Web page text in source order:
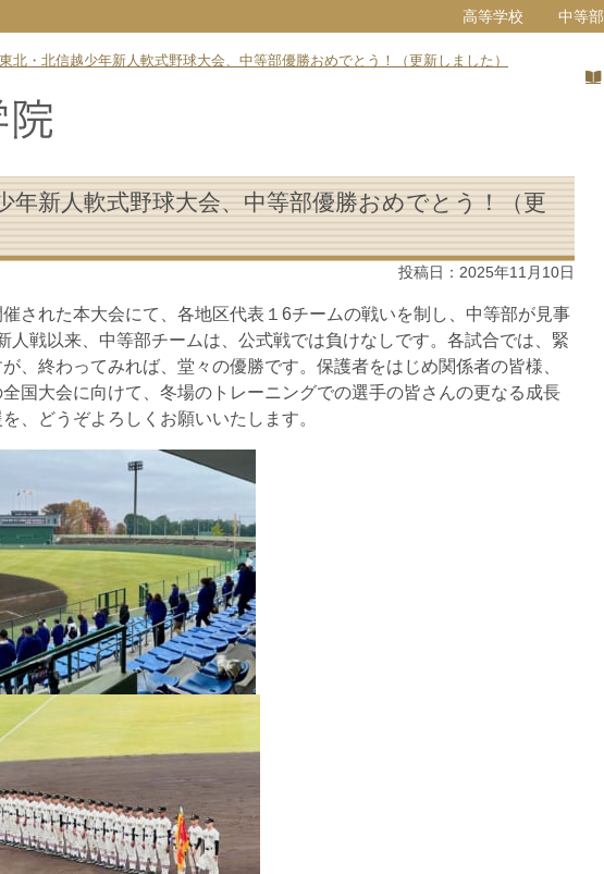
高等学校 中等部
北・北信越少年新人軟式野球大会、中等部優勝おめでとう！（更新しました）
年新人軟式野球大会、中等部優勝おめでとう！（更
投稿日： 2025年11月10日
された本大会にて、各地区代表１6チームの戦いを制し、中等部が見事
戦以来、中等部チームは、公式戦では負けなしです。各試合では、緊
、終わってみれば、堂々の優勝です。保護者をはじめ関係者の皆様、
国大会に向けて、冬場のトレーニングでの選手の皆さんの更なる成長
、どうぞよろしくお願いいたします。